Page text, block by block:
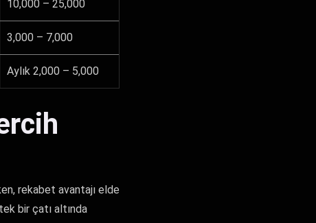
10,000 – 25,000
3,000 – 7,000
Aylık 2,000 – 5,000
rekabet avantajı elde
bir çatı altında